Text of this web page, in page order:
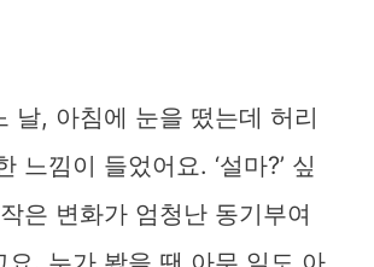
날, 아침에 눈을 떴는데 허리
느낌이 들었어요. ‘설마?’ 싶
은 변화가 엄청난 동기부여